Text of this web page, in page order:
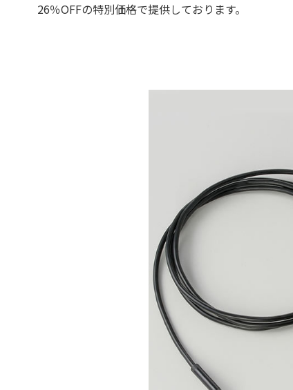
26％OFFの特別価格で提供しております。